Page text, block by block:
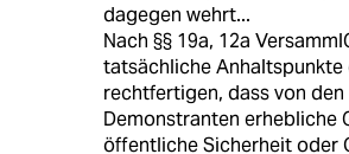
dagegen wehrt...
Nach §§ 19a, 12a
tatsächliche Anhaltspunkte
rechtfertigen, dass von
Demonstranten erhebliche
öffentliche Sicherheit oder